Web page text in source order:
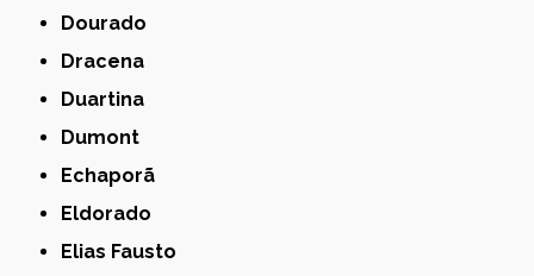
Dourado
Dracena
Duartina
Dumont
Echaporã
Eldorado
Elias Fausto